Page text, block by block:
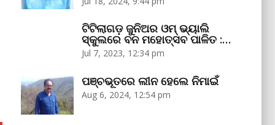
ଟିଟିଲାଗଡ଼ ଜୁନିଅର ଓମ୍‌ ଭ୍ୟାଲି
ସ୍କୁଲରେ ବନ ମହୋତ୍ସବ ପାଳିତ :…
Jul 7, 2023, 12:34 pm
ପଞ୍ଚଭୂତରେ ଲୀନ ହେଲେ ନିମାଇଁ
Aug 6, 2024, 12:54 pm